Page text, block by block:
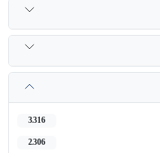
3,316
2,306